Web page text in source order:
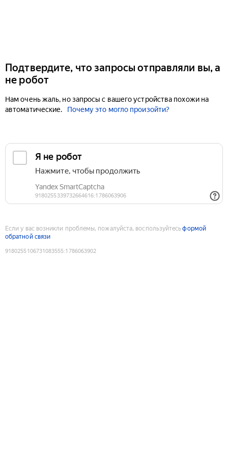
Подтвердите, что запросы отправляли вы, а
не робот
Нам очень жаль, но запросы с вашего устройства похожи на
автоматические.
Почему это могло произойти?
Если у вас возникли проблемы, пожалуйста, воспользуйтесьформой
обратной связи
9180255106731083555:1786063902